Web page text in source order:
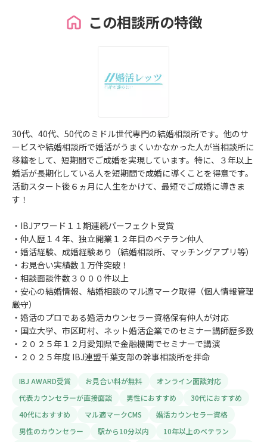
この相談所の特徴
30代、40代、50代のミドル世代専門の結婚相談所です。他のサ
ービスや結婚相談所で婚活がうまくいかなかった人が当相談所に
移籍をして、短期間でご成婚を実現しています。特に、３年以上
婚活が長期化している人を短期間で成婚に導くことを得意です。
活動スタート後６ヵ月に人生をかけて、最短でご成婚に導きま
す！
・IBJアワード１１期連続パーフェクト受賞
・仲人歴１４年、独立開業１２年目のベテラン仲人
・婚活経験、成婚経験あり（結婚相談所、マッチングアプリ等）
・お見合い実績数１万件突破！
・相談面談件数３０００件以上
・安心の結婚情報、結婚相談のマル適マーク取得（個人情報管理
厳守）
・婚活のプロである婚活カウンセラー資格保有仲人が対応
・国立大学、市区町村、ネット婚活企業でのセミナー講師歴多数
・２０２５年１２月愛知県で金融機関でセミナーで講演
・２０２５年度 IBJ連盟千葉支部の幹事相談所を拝命
IBJ AWARD受賞 お見合い料が無料
オンライン面談対応
代表カウンセラーが直接面談
男性におすすめ
30代におすすめ
40代におすすめ
マル適マークCMS
婚活カウンセラー資格
男性のカウンセラー
駅から10分以内
10年以上のベテラン